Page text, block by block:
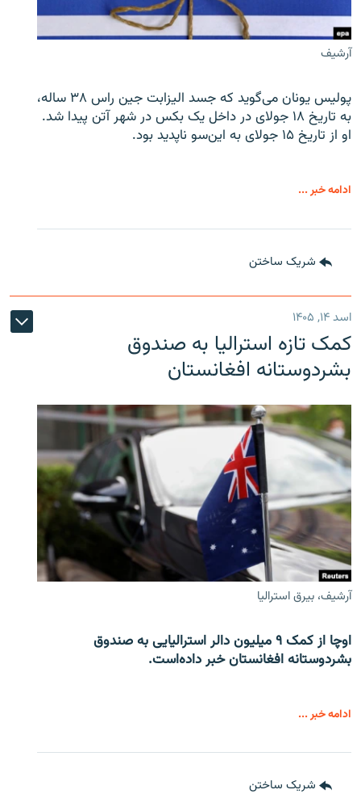
آرشیف
پولیس یونان می‌گوید که جسد الیزابت جین راس ۳۸ ساله،
به تاریخ ۱۸ جولای در داخل یک بکس در شهر آتن پیدا شد.
او از تاریخ ۱۵ جولای به این‌سو ناپدید بود.
ادامه خبر ...
شریک ساختن
اسد ۱۴, ۱۴۰۵
کمک تازه استرالیا به صندوق
بشردوستانه افغانستان
آرشیف، بیرق استرالیا
اوچا از کمک ۹ میلیون دالر استرالیایی به صندوق
بشردوستانه افغانستان خبر داده‌است.
ادامه خبر ...
شریک ساختن